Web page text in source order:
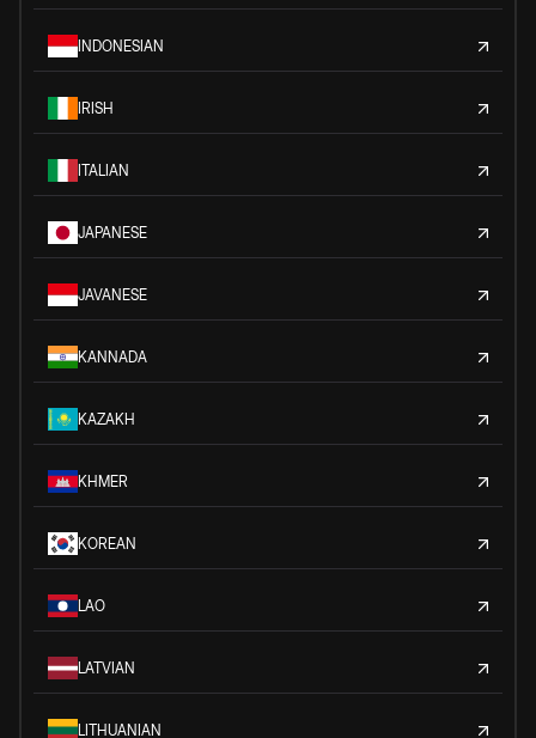
INDONESIAN
IRISH
ITALIAN
JAPANESE
JAVANESE
KANNADA
KAZAKH
KHMER
KOREAN
LAO
LATVIAN
LITHUANIAN